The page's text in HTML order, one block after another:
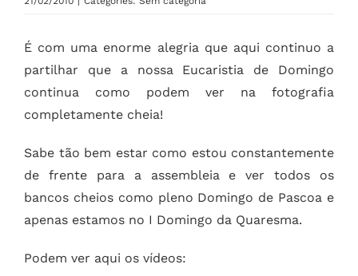
É com uma enorme alegria que aqui continuo a
partilhar que a nossa Eucaristia de Domingo
continua como podem ver na fotografia
completamente cheia!
Sabe tão bem estar como estou constantemente
de frente para a assembleia e ver todos os
bancos cheios como pleno Domingo de Pascoa e
apenas estamos no I Domingo da Quaresma.
Podem ver aqui os vídeos: